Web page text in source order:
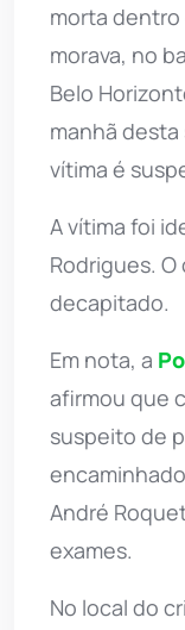
morta
morava, no
Belo
manhã
vítima é
A vítima foi
Rodrigues.
decapitado.
Em nota, a
afirmou que
suspeito de
André
exames.
No local do